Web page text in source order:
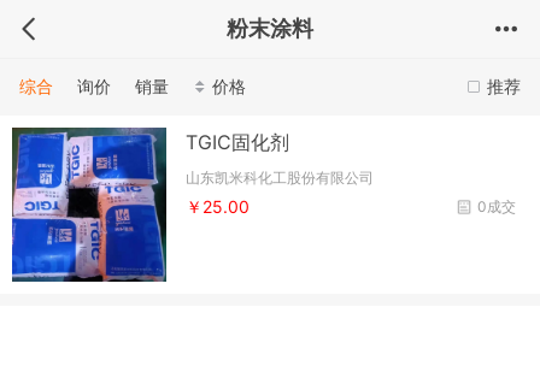
粉末涂料
推荐
综合 询价 销量 价格
TGIC固化剂
山东凯米科化工股份有限公司
0成交
￥25.00